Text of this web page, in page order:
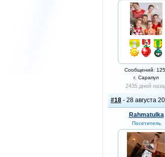
Сообщений:
г. Сарапул
2435 дней
#18 - 28 августа
Rahmatulka
Посетитель